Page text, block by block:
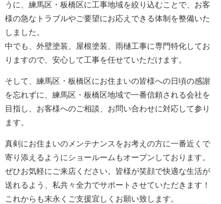
うに、練馬区・板橋区に工事地域を絞り込むことで、お客
様の急なトラブルやご要望にお応えできる体制を整備いた
しました。
中でも、外壁塗装、屋根塗装、雨樋工事に専門特化してお
りますので、安心して工事を任せていただけます。
そして、練馬区・板橋区にお住まいの皆様への日頃の感謝
を忘れずに、練馬区・板橋区地域で一番信頼される会社を
目指し、お客様へのご相談、お問い合わせに対応して参り
ます。
真剣にお住まいのメンテナンスをお考えの方に一番近くで
寄り添えるようにショールームもオープンしております。
ぜひお気軽にご来店ください。皆様が笑顔で快適な生活が
送れるよう、私共々全力でサポートさせていただきます！
これからも末永くご支援宜しくお願い致します。